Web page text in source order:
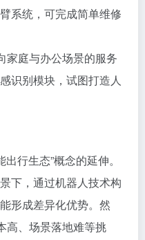
系统，可完成简单维修
家庭与办公场景的服务
识别模块，试图打造人
行生态”概念的延伸。
下，通过机器人技术构
形成差异化优势。然
高、场景落地难等挑